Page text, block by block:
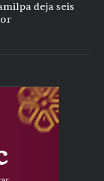
deja seis